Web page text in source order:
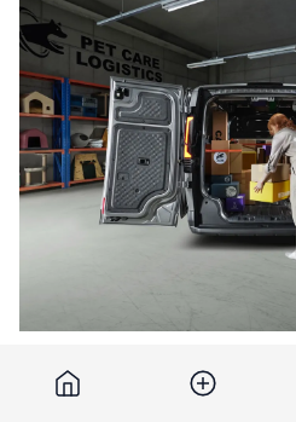
Электрическая тяга: